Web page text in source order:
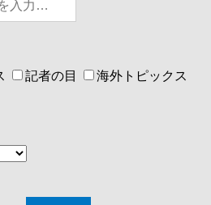
記者の目 海外トピックス